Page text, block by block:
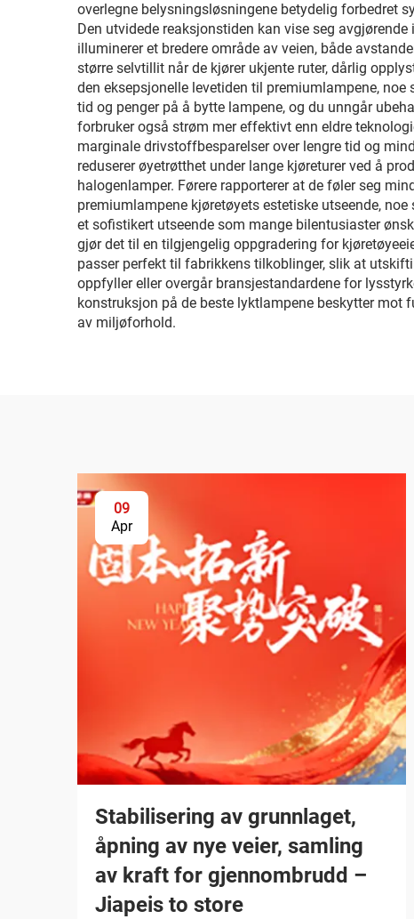
overlegne belysningsløsningene betydelig forbedret
Den utvidede reaksjonstiden kan vise seg
illuminerer et bredere område av veien, både
større selvtillit når de kjører ukjente ruter, dårlig
den eksepsjonelle levetiden til premiumlampene,
tid og penger på å bytte lampene, og du unngår
forbruker også strøm mer effektivt enn eldre
marginale drivstoffbesparelser over lengre tid og
reduserer øyetrøtthet under lange kjøreturer ved å
halogenlamper. Førere rapporterer at de føler seg
premiumlampene kjøretøyets estetiske utseende,
et sofistikert utseende som mange bilentusiaster
gjør det til en tilgjengelig oppgradering for
passer perfekt til fabrikkens tilkoblinger, slik at
oppfyller eller overgår bransjestandardene for
konstruksjon på de beste lyktlampene beskytter
av miljøforhold.
09
Apr
Stabilisering av grunnlaget,
åpning av nye veier, samling
av kraft for gjennombrudd –
Jiapeis to store